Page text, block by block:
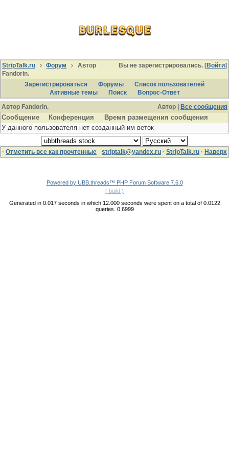
Вы не зарегистрировались. [Войти]
StripTalk.ru Форум
Автор
Fandorin.
Зарегистрироваться
Форумы
Список пользователей
Активные темы
Поиcк
Вопрос-Ответ
Автор |
Все сообщения
Автор Fandorin.
Сообщение Конференция
Время размещения сообщения
У данного пользователя нет созданный им веток
· Отметить все как прочтенные striptalk@yandex.ru · StripTalk.ru · Наверх
Powered by UBB.threads™ PHP Forum Software 7.6.0
( build )
Generated in 0.017 seconds in which 12.000 seconds were spent on a total of 0.0122
queries. 0.6999